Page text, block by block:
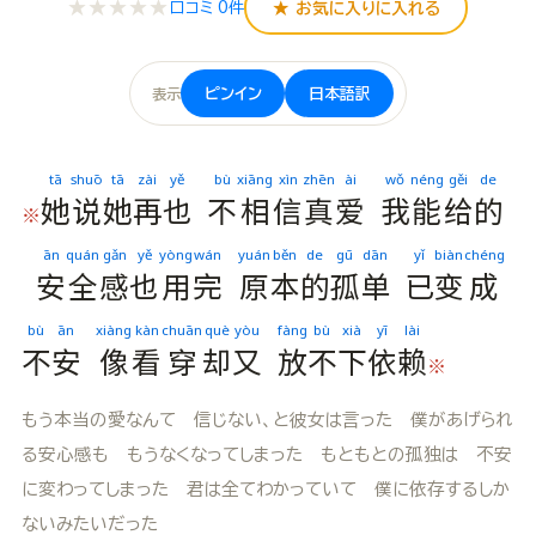
★★★★★ 口コミ 0件 ★ お気に入りに入れる
表示 ピンイン 日本語訳
※她
tā
说
shuō
她
tā
再
zài
也
yě
不
bù
相
xiāng
信
xìn
真
zhēn
爱
ài
我
wǒ
能
néng
给
gěi
的
de
安
ān
全
quán
感
gǎn
也
yě
用
yòng
完
wán
原
yuán
本
běn
的
de
孤
gū
单
dān
已
yǐ
变
biàn
成
chéng
不
bù
安
ān
像
xiàng
看
kàn
穿
chuān
却
què
又
yòu
放
fàng
不
bù
下
xià
依
yī
赖
lài
※
もう本当の愛なんて 信じない、と彼女は言った 僕があげられ
る安心感も もうなくなってしまった もともとの孤独は 不安
に変わってしまった 君は全てわかっていて 僕に依存するしか
ないみたいだった